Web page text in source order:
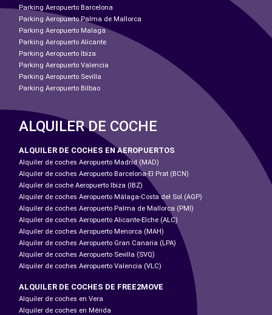
Parking Aeropuerto Barcelona
Parking Aeropuerto Palma de Mallorca
Parking Aeropuerto Malaga
Parking Aeropuerto Alicante
Parking Aeropuerto Ibiza
Parking Aeropuerto Valencia
Parking Aeropuerto Sevilla
Parking Aeropuerto Bilbao
ALQUILER DE COCHE
ALQUILER DE COCHES EN AEROPUERTOS
Alquiler de coches Aeropuerto Madrid (MAD)
Alquiler de coches Aeropuerto Barcelona-El Prat (BCN)
Alquiler de coche Aeropuerto Ibiza (IBZ)
Alquiler de coches Aeropuerto Málaga-Costa del Sol (AGP)
Alquiler de coches Aeropuerto Palma de Mallorca (PMI)
Alquiler de coches Aeropuerto Alicante-Elche (ALC)
Alquiler de coches Aeropuerto Menorca (MAH)
Alquiler de coches Aeropuerto Gran Canaria (LPA)
Alquiler de coches Aeropuerto Sevilla (SVQ)
Alquiler de coches Aeropuerto Valencia (VLC)
ALQUILER DE COCHES DE FREE2MOVE
Alquiler de coches en Vera
Alquiler de coches en Mérida